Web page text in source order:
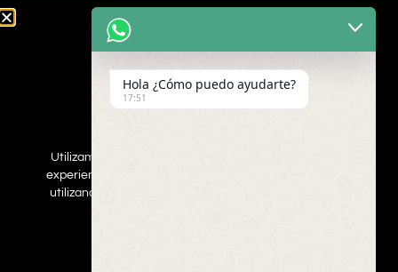
Animales de cine y TV
Gatos
Mamímeros Exóticos
Hola ¿Cómo puedo ayudarte?
17:51
Utilizamos cookies para asegurar que damos la mejor
experiencia al usuario en nuestro sitio web. Si continúa
utilizando este sitio asumiremos que está de acuerdo.